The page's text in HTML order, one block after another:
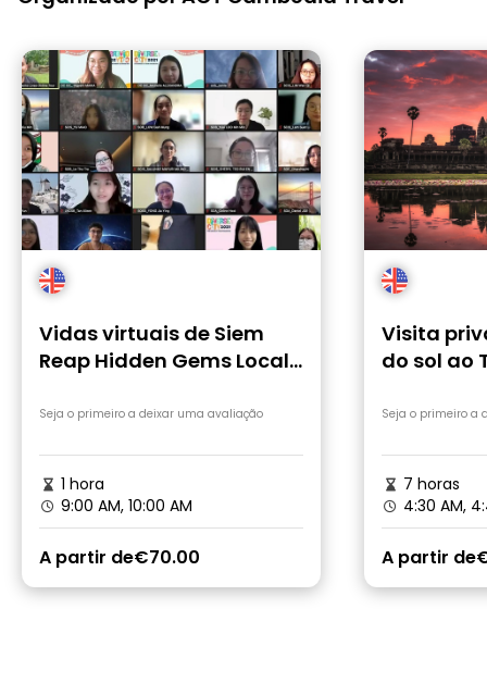
Vidas virtuais de Siem
Reap Hidden Gems Local
Seja o primeiro a deixar uma avaliação
1 hora
9:00 AM, 10:00 AM
A partir de€70.00
Visita
do sol ao
templos
Seja o primeiro a
7 horas
4:30 AM,
A partir de